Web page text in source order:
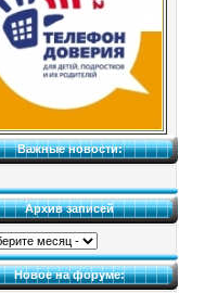
Важные новости:
Архив записей
Новое на форуме: